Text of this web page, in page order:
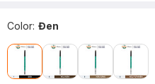
Color: Đen